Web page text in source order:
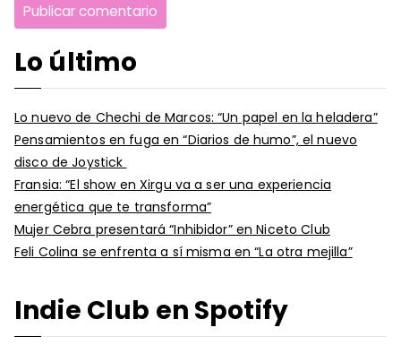
Lo último
Lo nuevo de Chechi de Marcos: “Un papel en la heladera”
Pensamientos en fuga en “Diarios de humo”, el nuevo
disco de Joystick
Fransia: “El show en Xirgu va a ser una experiencia
energética que te transforma”
Mujer Cebra presentará “Inhibidor” en Niceto Club
Feli Colina se enfrenta a sí misma en “La otra mejilla”
Indie Club en Spotify